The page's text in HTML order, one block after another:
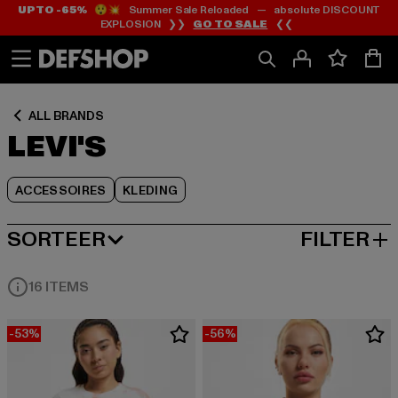
Ga
naar
Ga
naar
UP TO -65%😲💥 Summer Sale Reloaded — absolute DISCOUNT
EXPLOSION ❯❯ GO TO SALE ❮❮
ALL BRANDS
LEVI'S
ACCESSOIRES KLEDING
Ga
naar
Rooster
SORTEER
MEEST POPULAIRE FILTER
16 ITEMS
-53% -56%